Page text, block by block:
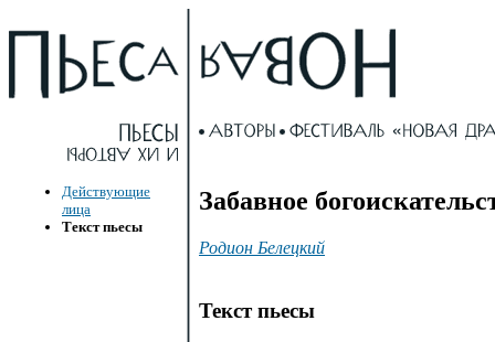
Действующие
лица
Текст пьесы
Забавное
Родион Белецкий
Текст пьесы